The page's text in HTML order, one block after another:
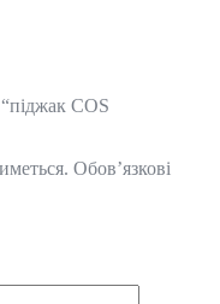
COS
Обов’язкові